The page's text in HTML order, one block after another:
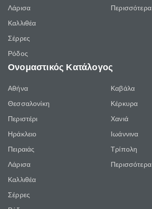
Λάρισα
Καλλιθέα
Σέρρες
Ρόδος
Περισσότερα
Ονομαστικός Κατάλογος
Αθήνα
Θεσσαλονίκη
Περιστέρι
Ηράκλειο
Πειραιάς
Λάρισα
Καλλιθέα
Σέρρες
Καβάλα
Κέρκυρα
Χανιά
Ιωάννινα
Τρίπολη
Περισσότερα